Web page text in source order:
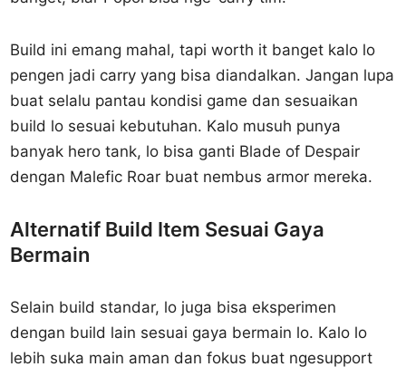
Build ini emang mahal, tapi worth it banget kalo lo
pengen jadi carry yang bisa diandalkan. Jangan lupa
buat selalu pantau kondisi game dan sesuaikan
build lo sesuai kebutuhan. Kalo musuh punya
banyak hero tank, lo bisa ganti Blade of Despair
dengan Malefic Roar buat nembus armor mereka.
Alternatif Build Item Sesuai Gaya
Bermain
Selain build standar, lo juga bisa eksperimen
dengan build lain sesuai gaya bermain lo. Kalo lo
lebih suka main aman dan fokus buat ngesupport